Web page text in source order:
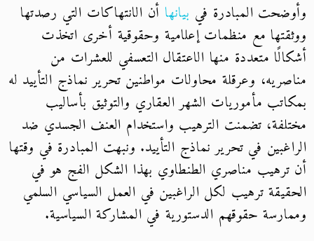
وأوضحت المبادرة في بيانها أن الانتهاكات التي رصدتها
ووثقتها مع منظمات إعلامية وحقوقية أخرى اتخذت
أشكالًا متعددة منها الاعتقال التعسفي للعشرات من
مناصريه، وعرقلة محاولات مواطنين تحرير نماذج التأييد له
بمكاتب مأموريات الشهر العقاري والتوثيق بأساليب
مختلفة، تضمنت الترهيب واستخدام العنف الجسدي ضد
الراغبين في تحرير نماذج التأييد. ونبهت المبادرة في وقتها
أن ترهيب مناصري الطنطاوي بهذا الشكل الفج هو في
الحقيقة ترهيب لكل الراغبين في العمل السياسي السلمي
وممارسة حقوقهم الدستورية في المشاركة السياسية.